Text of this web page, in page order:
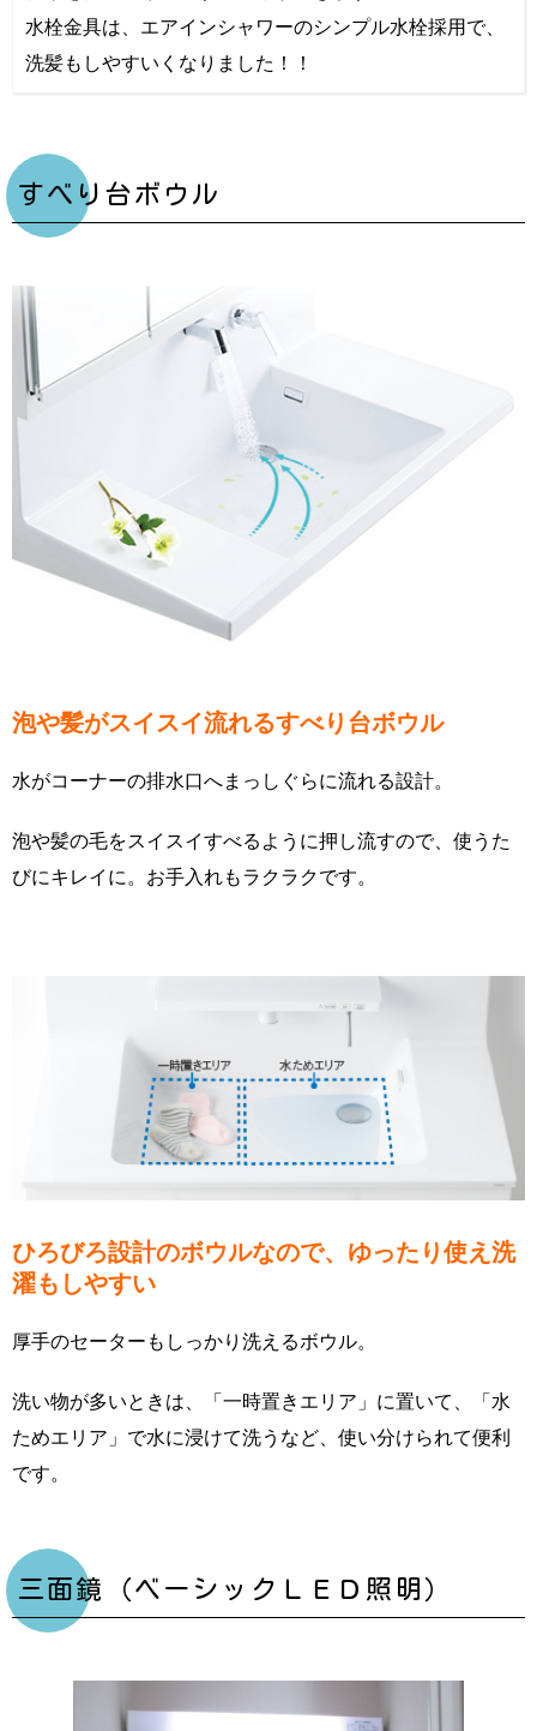
水栓金具は、エアインシャワーのシンプル水栓採用で、
洗髪もしやすいくなりました！！
すべり台ボウル
泡や髪がスイスイ流れるすべり台ボウル
水がコーナーの排水口へまっしぐらに流れる設計。
泡や髪の毛をスイスイすべるように押し流すので、使うた
びにキレイに。お手入れもラクラクです。
ひろびろ設計のボウルなので、ゆったり使え洗
濯もしやすい
厚手のセーターもしっかり洗えるボウル。
洗い物が多いときは、「一時置きエリア」に置いて、「水
ためエリア」で水に浸けて洗うなど、使い分けられて便利
です。
三面鏡（ベーシックＬＥＤ照明）